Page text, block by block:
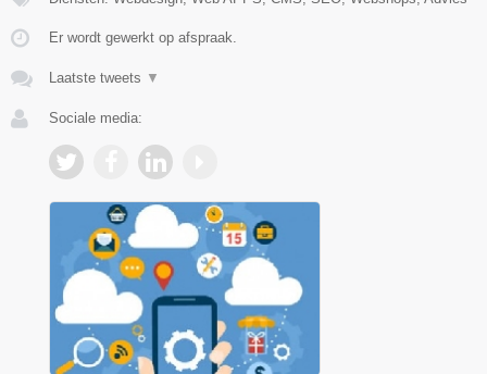
Er wordt gewerkt op afspraak.
Laatste tweets ▼
Sociale media: